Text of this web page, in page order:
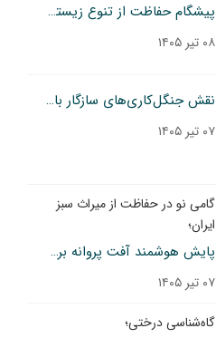
پیشگام حفاظت از تنوع زیستی و ذخایر ژنتیکی گیاهی کشور
۰۸ تیر ۱۴۰۵
نقش جنگل‌کاری‌های سازگار با خشکی و مدیریت بهینه نزولات جوی در توسعه پوشش جنگلی و کاهش پدیده گردوغبار در استان مرکزی
۰۷ تیر ۱۴۰۵
گامی نو در حفاظت از میراث سبز
ایران؛
پایش هوشمند آفت پروانه برگ‌خوار سفید بلوط در جنگل‌های زاگرس
۰۷ تیر ۱۴۰۵
گاه‌شناسی درختی؛